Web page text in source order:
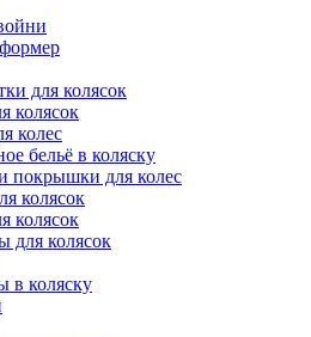
для колясок
колясок
колес
бельё в коляску
покрышки для колес
колясок
колясок
для колясок
в коляску